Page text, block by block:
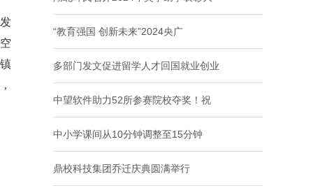
“教育强国 创新未来”2024央广
多部门发文促进留学人才回国就业创业
中望软件助力52所参赛院校夺奖！祝
中小学课间从10分钟调整至15分钟
鼎校科技集团乔迁庆典圆满举行